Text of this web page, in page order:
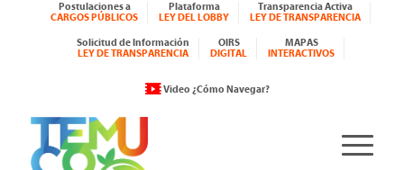
Postulaciones a
CARGOS PÚBLICOS
Plataforma
LEY DEL LOBBY
Transparencia Activa
LEY DE TRANSPARENCIA
Solicitud de Información
LEY DE TRANSPARENCIA
OIRS
DIGITAL
MAPAS
INTERACTIVOS
Video ¿Cómo Navegar?